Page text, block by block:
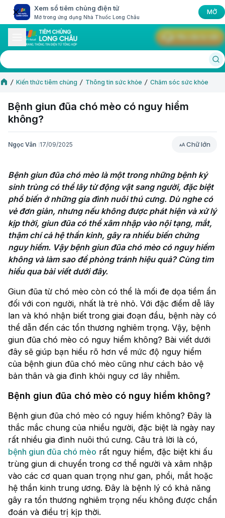
Xem sổ tiêm chủng điện tử
Mở trong ứng dụng Nhà Thuốc Long Châu
MỞ
Kiến thức tiêm chủng Thông tin sức khỏe Chăm sóc sức khỏe
Bệnh giun đũa chó mèo có nguy hiểm
không​?
Ngọc Vân 17/09/2025 Chữ lớn
Chữ lớn
Bệnh giun đũa chó mèo là một trong những bệnh ký
sinh trùng có thể lây từ động vật sang người, đặc biệt
phổ biến ở những gia đình nuôi thú cưng. Dù nghe có
vẻ đơn giản, nhưng nếu không được phát hiện và xử lý
kịp thời, giun đũa có thể xâm nhập vào nội tạng, mắt,
thậm chí cả hệ thần kinh, gây ra nhiều biến chứng
nguy hiểm. Vậy bệnh giun đũa chó mèo có nguy hiểm
không và làm sao để phòng tránh hiệu quả? Cùng tìm
hiểu qua bài viết dưới đây.
Giun đũa từ chó mèo còn có thể là mối đe dọa tiềm ẩn
đối với con người, nhất là trẻ nhỏ. Với đặc điểm dễ lây
lan và khó nhận biết trong giai đoạn đầu, bệnh này có
thể dẫn đến các tổn thương nghiêm trọng. Vậy, bệnh
giun đũa chó mèo có nguy hiểm không​? Bài viết dưới
đây sẽ giúp bạn hiểu rõ hơn về mức độ nguy hiểm
của bệnh giun đũa chó mèo cũng như cách bảo vệ
bản thân và gia đình khỏi nguy cơ lây nhiễm.
Bệnh giun đũa chó mèo có nguy hiểm không?
Bệnh giun đũa chó mèo có nguy hiểm không? Đây là
thắc mắc chung của nhiều người, đặc biệt là ngày nay
rất nhiều gia đình nuôi thú cưng. Câu trả lời là có,
bệnh giun đũa chó mèo rất nguy hiểm, đặc biệt khi ấu
trùng giun di chuyển trong cơ thể người và xâm nhập
vào các cơ quan quan trọng như gan, phổi, mắt hoặc
hệ thần kinh trung ương. Đây là bệnh lý có khả năng
gây ra tổn thương nghiêm trọng nếu không được chẩn
đoán và điều trị kịp thời.